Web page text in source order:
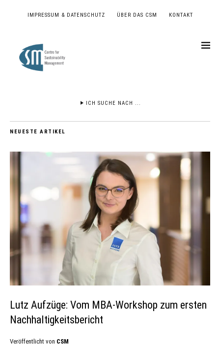
IMPRESSUM & DATENSCHUTZ ÜBER DAS CSM KONTAKT
ICH SUCHE NACH ...
NEUESTE ARTIKEL
Lutz Aufzüge: Vom MBA-Workshop zum ersten
Nachhaltigkeitsbericht
Veröffentlicht von CSM